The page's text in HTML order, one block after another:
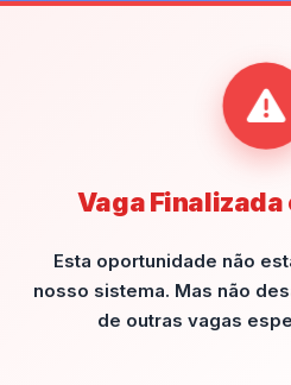
Vaga Finalizada
Esta oportunidade não
nosso sistema. Mas não
de outras vagas